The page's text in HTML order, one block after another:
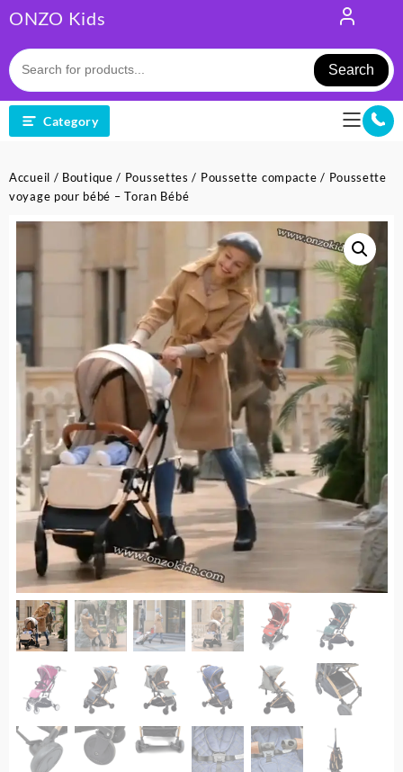
to
content
ONZO Kids
Search
Category
Accueil / Boutique / Poussettes / Poussette compacte / Poussette
voyage pour bébé – Toran Bébé